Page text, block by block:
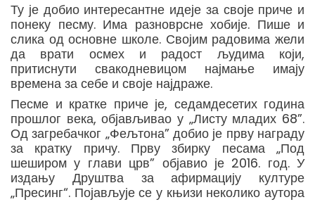
Ту је добио интересантне идеје за своје приче и
понеку песму. Има разноврсне хобије. Пише и
слика од основне школе. Својим радовима жели
да врати осмех и радост људима који,
притиснути свакодневицом најмање имају
времена за себе и своје најдраже.
Песме и кратке приче је, седамдесетих година
прошлог века, објављивао у „Листу младих 68”.
Од загребачког „Фељтона” добио је прву награду
за кратку причу. Прву збирку песама „Под
шеширом у глави црв” објавио је 2016. год. У
издању Друштва за афирмацију културе
„Пресинг“. Појављује се у књизи неколико аутора